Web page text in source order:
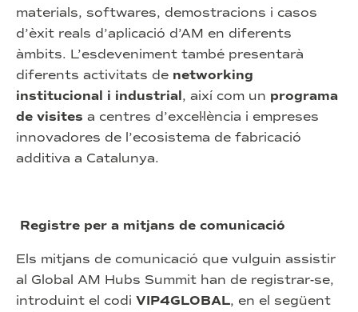
materials, softwares, demostracions i casos
d’èxit reals d’aplicació d’AM en diferents
àmbits. L’esdeveniment també presentarà
diferents activitats de networking
institucional i industrial, així com un programa
de visites a centres d’excel·lència i empreses
innovadores de l’ecosistema de fabricació
additiva a Catalunya.
Registre per a mitjans de comunicació
Els mitjans de comunicació que vulguin assistir
al Global AM Hubs Summit han de registrar-se,
introduint el codi VIP4GLOBAL, en el següent